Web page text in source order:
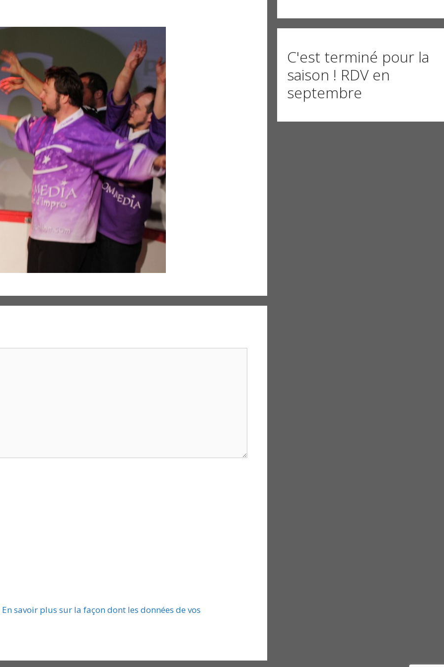
En savoir plus sur la façon dont les données de vos
C'est terminé pour la
saison ! RDV en
septembre